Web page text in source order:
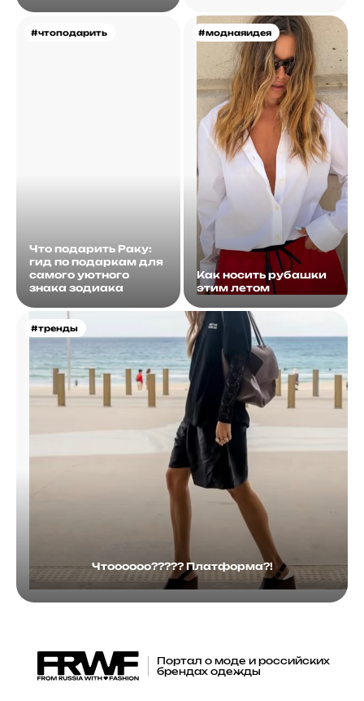
#чтоподарить
Что подарить Раку:
гид по подаркам для
самого уютного
знака зодиака
#моднаяидея
Как носить рубашки
этим летом
#тренды
Чтоооооо????? Платформа?!
Портал о моде и российских
брендах одежды